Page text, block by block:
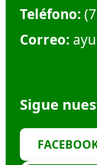
Teléfono:
Correo:
Sigue